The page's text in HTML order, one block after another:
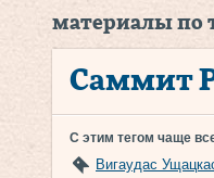
материалы по
Саммит
С этим тегом чаще
Вигаудас